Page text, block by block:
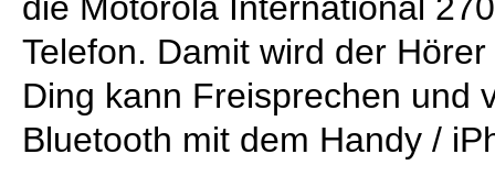
die Motorola International
Telefon. Damit wird der
Ding kann Freisprechen und
Bluetooth mit dem Handy /